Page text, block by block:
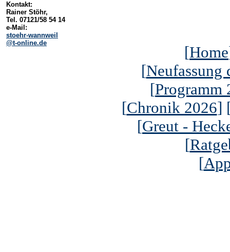
Kontakt:
Rainer Stöhr,
Tel. 07121/58 54 14
e-Mail:
stoehr-wannweil
@t-online.de
[Home
[Neufassung
[Programm
[Chronik 2026]
[Greut -
[
[